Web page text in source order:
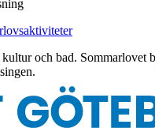
och bad. Sommarlovet